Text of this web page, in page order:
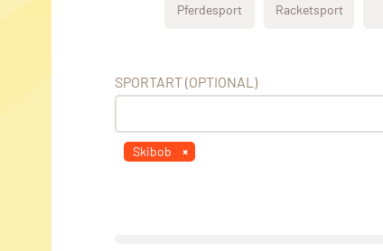
Pferdesport Racketsport
SPORTART (OPTIONAL)
Skibob